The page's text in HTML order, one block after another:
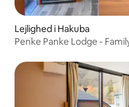
Lejlighed i Hakuba
Penke Panke Lodge -